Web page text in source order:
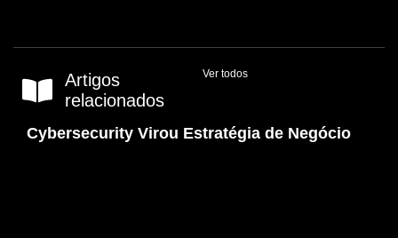
Artigos
relacionados
Ver todos
Cybersecurity Virou Estratégia de Negócio